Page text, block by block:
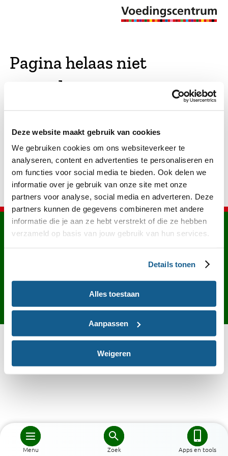
Deze website maakt gebruik van cookies
We gebruiken cookies om ons websiteverkeer te
analyseren, content en advertenties te personaliseren en
om functies voor social media te bieden. Ook delen we
informatie over je gebruik van onze site met onze
partners voor analyse, social media en adverteren. Deze
partners kunnen de gegevens combineren met andere
informatie die je aan ze hebt verstrekt of die ze hebben
verzameld op basis van jouw gebruik van hun services.
Details tonen
Alles toestaan
Aanpassen
Weigeren
Menu Zoek Apps en tools
Pagina helaas niet
gevonden
hebben gekeken of er vergelijkbare pagina's
bestaan. Als dat zo is, dan zie je die hier.
Contact English Privacy
Cookies
Toegankelijkheid
Desktop site